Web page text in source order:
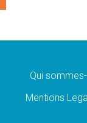
À
Qui
Mentions